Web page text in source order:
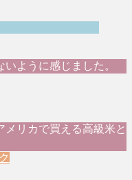
ように感じました。
リカで買える高級米と